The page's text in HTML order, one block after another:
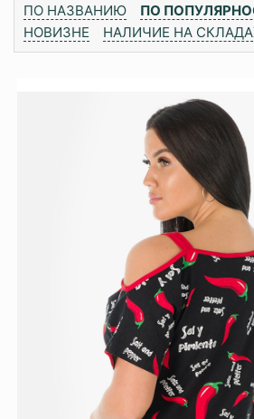
ПО НАЗВАНИЮ ПО
НОВИЗНЕ
НАЛИЧИЕ НА